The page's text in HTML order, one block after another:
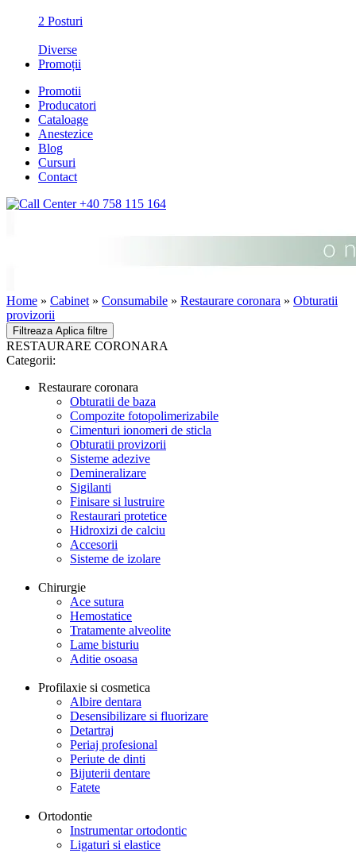
2 Posturi
Diverse
Promoții
Promotii
Producatori
Cataloage
Anestezice
Blog
Cursuri
Contact
+40 758 115 164
Home » Cabinet » Consumabile » Restaurare coronara » Obturatii
provizorii
Filtreaza Aplica filtre
RESTAURARE CORONARA
Categorii:
Restaurare coronara
Obturatii de baza
Compozite fotopolimerizabile
Cimenturi ionomeri de sticla
Obturatii provizorii
Sisteme adezive
Demineralizare
Sigilanti
Finisare si lustruire
Restaurari protetice
Hidroxizi de calciu
Accesorii
Sisteme de izolare
Chirurgie
Ace sutura
Hemostatice
Tratamente alveolite
Lame bisturiu
Aditie osoasa
Profilaxie si cosmetica
Albire dentara
Desensibilizare si fluorizare
Detartraj
Periaj profesional
Periute de dinti
Bijuterii dentare
Fatete
Ortodontie
Instrumentar ortodontic
Ligaturi si elastice